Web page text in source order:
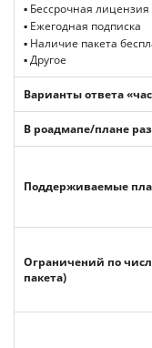
▪ Бессрочная лицензия
▪ Ежегодная подписка
▪ Наличие пакета
▪ Другое
Варианты ответа
В роадмапе/плане
Поддерживаемые
Ограничений по
пакета)